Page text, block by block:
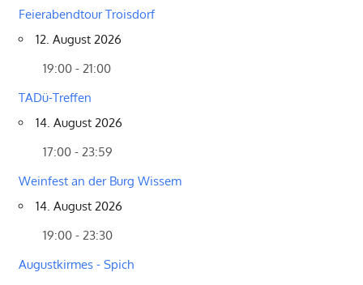
Feierabendtour Troisdorf
12. August 2026
19:00 - 21:00
TADü-Treffen
14. August 2026
17:00 - 23:59
Weinfest an der Burg Wissem
14. August 2026
19:00 - 23:30
Augustkirmes - Spich